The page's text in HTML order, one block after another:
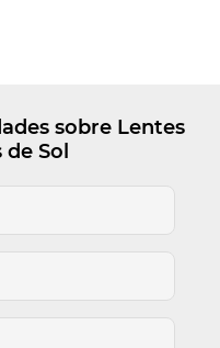
sobre Lentes
de Sol